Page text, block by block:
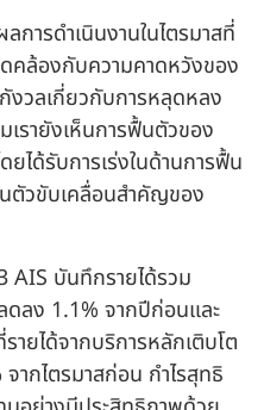
การดำเนินงานในไตรมาสที่
คล้องกับความคาดหวังของ
กังวลเกี่ยวกับการหลุดหลง
เรายังเห็นการฟื้นตัวของ
ได้รับการเร่งในด้านการฟื้น
ตัวขับเคลื่อนสำคัญของ
AIS บันทึกรายได้รวม
ลง 1.1% จากปีก่อนและ
ายได้จากบริการหลักเติบโต
ากไตรมาสก่อน กำไรสุทธิ